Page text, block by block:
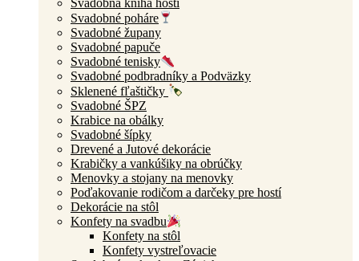
Svadobná kniha hostí
Svadobné poháre
Svadobné župany
Svadobné papuče
Svadobné tenisky
Svadobné podbradníky a Podväzky
Sklenené fľaštičky
Svadobné ŠPZ
Krabice na obálky
Svadobné šípky
Drevené a Jutové dekorácie
Krabičky a vankúšiky na obrúčky
Menovky a stojany na menovky
Poďakovanie rodičom a darčeky pre hostí
Dekorácie na stôl
Konfety na svadbu
Konfety na stôl
Konfety vystreľovacie